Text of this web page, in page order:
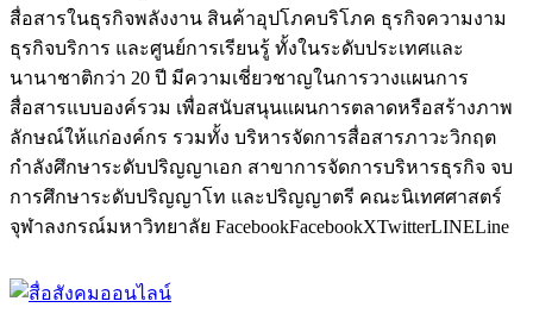
สื่อสารในธุรกิจพลังงาน สินค้าอุปโภคบริโภค ธุรกิจความงาม
ธุรกิจบริการ และศูนย์การเรียนรู้ ทั้งในระดับประเทศและ
นานาชาติกว่า 20 ปี มีความเชี่ยวชาญในการวางแผนการ
สื่อสารแบบองค์รวม เพื่อสนับสนุนแผนการตลาดหรือสร้างภาพ
ลักษณ์ให้แก่องค์กร รวมทั้ง บริหารจัดการสื่อสารภาวะวิกฤต
กำลังศึกษาระดับปริญญาเอก สาขาการจัดการบริหารธุรกิจ จบ
การศึกษาระดับปริญญาโท และปริญญาตรี คณะนิเทศศาสตร์
จุฬาลงกรณ์มหาวิทยาลัย FacebookFacebookXTwitterLINELine